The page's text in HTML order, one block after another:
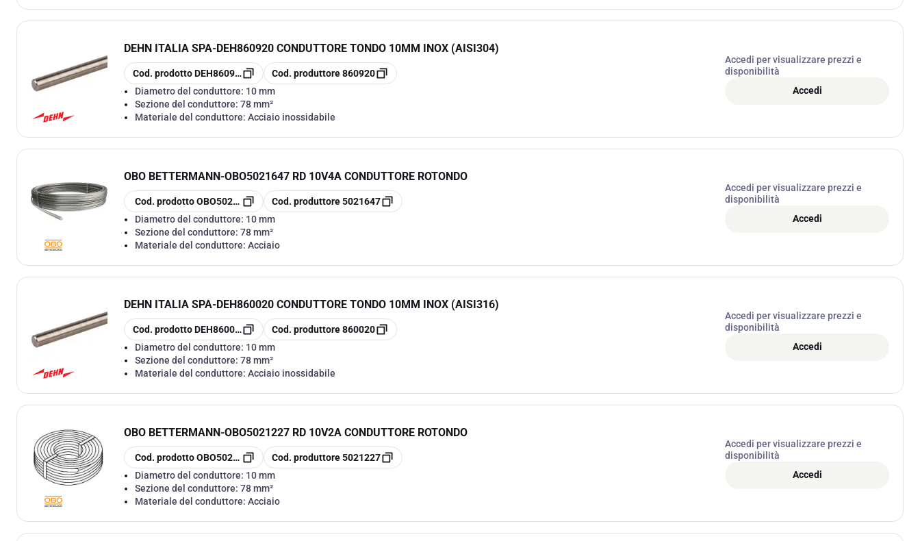
DEHN ITALIA SPA-DEH860920 CONDUTTORE TONDO 10MM INOX (AISI304)
copia
Cod. prodotto DEH860920 copia
Cod. produttore860920
Diametro del conduttore: 10 mm
Sezione del conduttore: 78 mm²
Materiale del conduttore: Acciaio inossidabile
Accedi per visualizzare prezzi e
disponibilità
Accedi
OBO BETTERMANN-OBO5021647 RD 10V4A CONDUTTORE ROTONDO
copiaCod. prodotto OBO5021647 copia
Cod. produttore5021647
Diametro del conduttore: 10 mm
Sezione del conduttore: 78 mm²
Materiale del conduttore: Acciaio
Accedi per visualizzare prezzi e
disponibilità
Accedi
DEHN ITALIA SPA-DEH860020 CONDUTTORE TONDO 10MM INOX (AISI316)
copia
Cod. prodotto DEH860020 copia
Cod. produttore860020
Diametro del conduttore: 10 mm
Sezione del conduttore: 78 mm²
Materiale del conduttore: Acciaio inossidabile
Accedi per visualizzare prezzi e
disponibilità
Accedi
OBO BETTERMANN-OBO5021227 RD 10V2A CONDUTTORE ROTONDO
copiaCod. prodotto OBO5021227 copia
Cod. produttore5021227
Diametro del conduttore: 10 mm
Sezione del conduttore: 78 mm²
Materiale del conduttore: Acciaio
Accedi per visualizzare prezzi e
disponibilità
Accedi